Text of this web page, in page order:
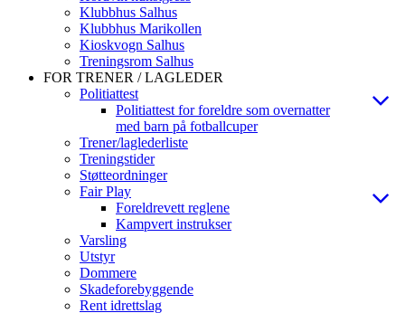
Klubbhus Salhus
Klubbhus Marikollen
Kioskvogn Salhus
Treningsrom Salhus
FOR TRENER / LAGLEDER
Politiattest
Politiattest for foreldre som overnatter
med barn på fotballcuper
Trener/laglederliste
Treningstider
Støtteordninger
Fair Play
Foreldrevett reglene
Kampvert instrukser
Varsling
Utstyr
Dommere
Skadeforebyggende
Rent idrettslag